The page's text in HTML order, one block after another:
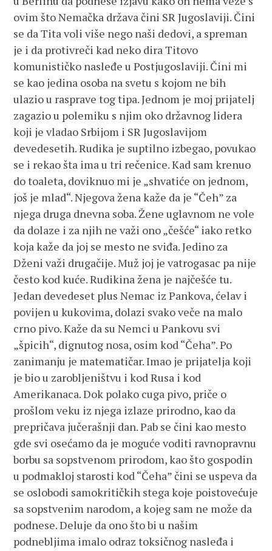
ovim što Nemačka država čini SR Jugoslaviji. Čini
se da Tita voli više nego naši dedovi, a spreman
je i da protivreči kad neko dira Titovo
komunističko nasleđe u Postjugoslaviji. Čini mi
se kao jedina osoba na svetu s kojom ne bih
ulazio u rasprave tog tipa. Jednom je moj prijatelj
zagazio u polemiku s njim oko državnog lidera
koji je vladao Srbijom i SR Jugoslavijom
devedesetih. Rudika je suptilno izbegao, povukao
se i rekao šta ima u tri rečenice. Kad sam krenuo
do toaleta, doviknuo mi je „shvatiće on jednom,
još je mlad“. Njegova žena kaže da je “Čeh” za
njega druga dnevna soba. Žene uglavnom ne vole
da dolaze i za njih ne važi ono „češće“ iako retko
koja kaže da joj se mesto ne sviđa. Jedino za
Dženi važi drugačije. Muž joj je vatrogasac pa nije
često kod kuće. Rudikina žena je najčešće tu.
Jedan devedeset plus Nemac iz Pankova, ćelav i
povijen u kukovima, dolazi svako veče na malo
crno pivo. Kaže da su Nemci u Pankovu svi
„špicih“, dignutog nosa, osim kod “Čeha”. Po
zanimanju je matematičar. Imao je prijatelja koji
je bio u zarobljeništvu i kod Rusa i kod
Amerikanaca. Dok polako cuga pivo, priče o
prošlom veku iz njega izlaze prirodno, kao da
prepričava jučerašnji dan. Pab se čini kao mesto
gde svi osećamo da je moguće voditi ravnopravnu
borbu sa sopstvenom prirodom, kao što gospodin
u podmakloj starosti kod “Čeha” čini se uspeva da
se oslobodi samokritičkih stega koje poistovećuje
sa sopstvenim narodom, a kojeg sam ne može da
podnese. Deluje da ono što bi u našim
podnebljima imalo odraz toksičnog nasleđa i